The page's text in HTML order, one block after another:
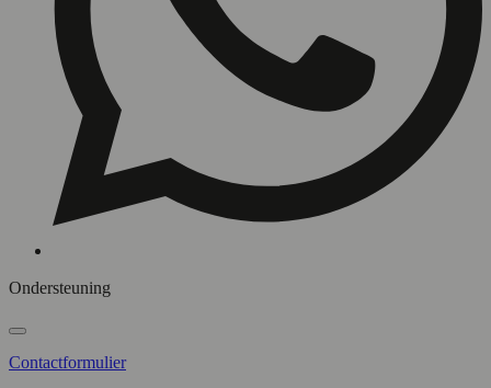
Ondersteuning
Contactformulier